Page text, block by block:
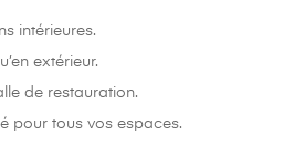
intérieures.
extérieur.
de restauration.
pour tous vos espaces.